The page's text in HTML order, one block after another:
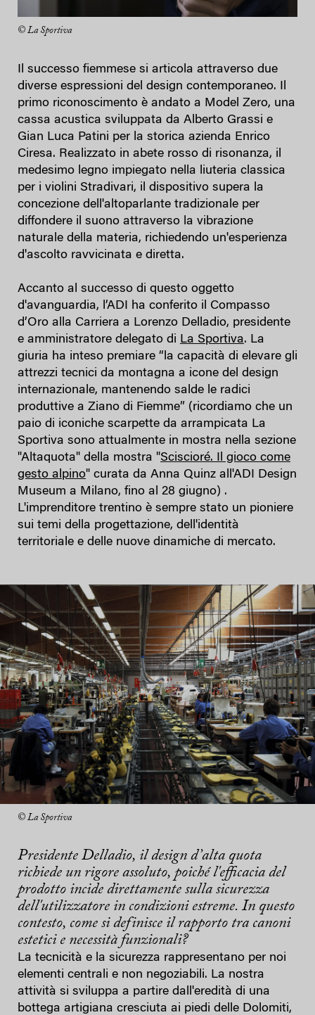
© La Sportiva
Il successo fiemmese si articola attraverso due
diverse espressioni del design contemporaneo. Il
primo riconoscimento è andato a Model Zero, una
cassa acustica sviluppata da Alberto Grassi e
Gian Luca Patini per la storica azienda Enrico
Ciresa. Realizzato in abete rosso di risonanza, il
medesimo legno impiegato nella liuteria classica
per i violini Stradivari, il dispositivo supera la
concezione dell'altoparlante tradizionale per
diffondere il suono attraverso la vibrazione
naturale della materia, richiedendo un'esperienza
d'ascolto ravvicinata e diretta.
Accanto al successo di questo oggetto
d'avanguardia, l’ADI ha conferito il Compasso
d’Oro alla Carriera a Lorenzo Delladio, presidente
e amministratore delegato di La Sportiva. La
giuria ha inteso premiare “la capacità di elevare gli
attrezzi tecnici da montagna a icone del design
internazionale, mantenendo salde le radici
produttive a Ziano di Fiemme” (ricordiamo che un
paio di iconiche scarpette da arrampicata La
Sportiva sono attualmente in mostra nella sezione
"Altaquota" della mostra "Sciscioré. Il gioco come
gesto alpino" curata da Anna Quinz all'ADI Design
Museum a Milano, fino al 28 giugno) .
L'imprenditore trentino è sempre stato un pioniere
sui temi della progettazione, dell'identità
territoriale e delle nuove dinamiche di mercato.
© La Sportiva
Presidente Delladio, il design d’alta quota
richiede un rigore assoluto, poiché l'efficacia del
prodotto incide direttamente sulla sicurezza
dell'utilizzatore in condizioni estreme. In questo
contesto, come si definisce il rapporto tra canoni
estetici e necessità funzionali?
La tecnicità e la sicurezza rappresentano per noi
elementi centrali e non negoziabili. La nostra
attività si sviluppa a partire dall'eredità di una
bottega artigiana cresciuta ai piedi delle Dolomiti,